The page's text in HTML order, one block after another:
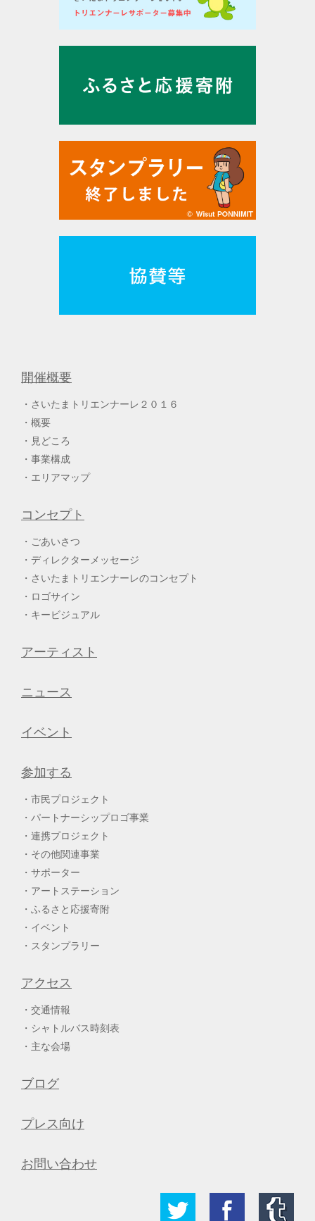
開催概要
さいたまトリエンナーレ２０１６
概要
見どころ
事業構成
エリアマップ
コンセプト
ごあいさつ
ディレクターメッセージ
さいたまトリエンナーレのコンセプト
ロゴサイン
キービジュアル
アーティスト
ニュース
イベント
参加する
市民プロジェクト
パートナーシップロゴ事業
連携プロジェクト
その他関連事業
サポーター
アートステーション
ふるさと応援寄附
イベント
スタンプラリー
アクセス
交通情報
シャトルバス時刻表
主な会場
ブログ
プレス向け
お問い合わせ